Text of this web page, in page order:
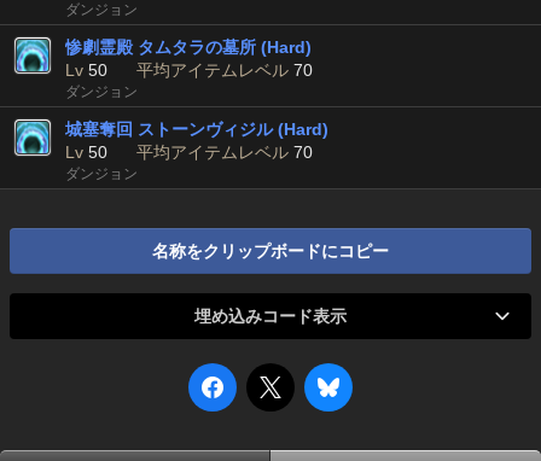
ダンジョン
惨劇霊殿 タムタラの墓所 (Hard)
Lv 50 平均アイテムレベル 70
ダンジョン
城塞奪回 ストーンヴィジル (Hard)
Lv 50 平均アイテムレベル 70
ダンジョン
名称をクリップボードにコピー
埋め込みコード表示